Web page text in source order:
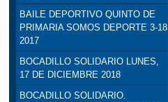
BAILE DEPORTIVO QUINTO DE
PRIMARIA SOMOS DEPORTE 3-18
2017
BOCADILLO SOLIDARIO LUNES,
17 DE DICIEMBRE 2018
BOCADILLO SOLIDARIO.